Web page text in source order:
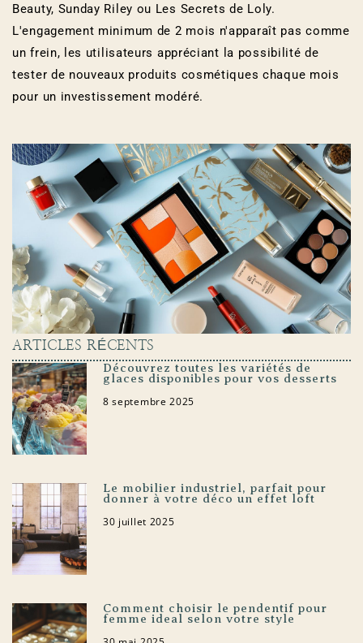
Beauty, Sunday Riley ou Les Secrets de Loly.
L'engagement minimum de 2 mois n'apparaît pas comme
un frein, les utilisateurs appréciant la possibilité de
tester de nouveaux produits cosmétiques chaque mois
pour un investissement modéré.
ARTICLES RÉCENTS
Découvrez toutes les variétés de
glaces disponibles pour vos desserts
8 septembre 2025
Le mobilier industriel, parfait pour
donner à votre déco un effet loft
30 juillet 2025
Comment choisir le pendentif pour
femme ideal selon votre style